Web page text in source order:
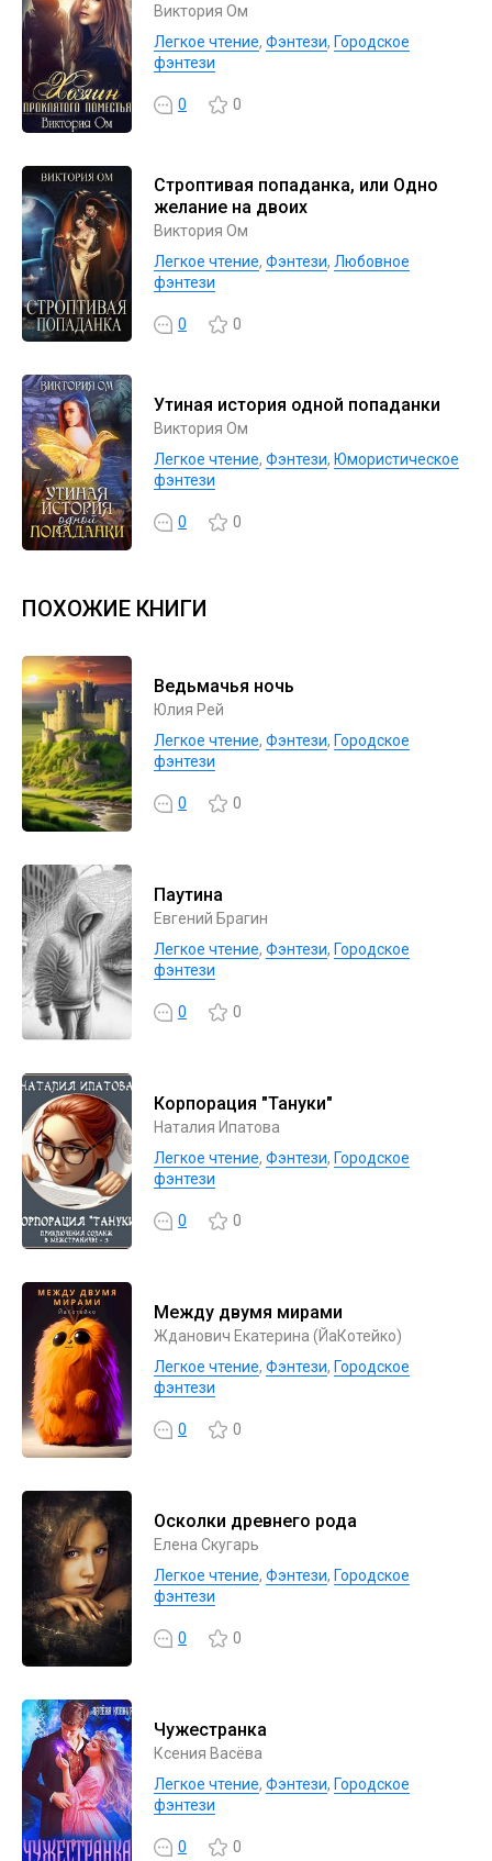
Виктория Ом
Легкое чтение, Фэнтези, Городское
фэнтези
0 0
Строптивая попаданка, или Одно
желание на двоих
Виктория Ом
Легкое чтение, Фэнтези, Любовное
фэнтези
0 0
Утиная история одной попаданки
Виктория Ом
Легкое чтение, Фэнтези, Юмористическое
фэнтези
0 0
ПОХОЖИЕ КНИГИ
Ведьмачья ночь
Юлия Рей
Легкое чтение, Фэнтези, Городское
фэнтези
0 0
Паутина
Евгений Брагин
Легкое чтение, Фэнтези, Городское
фэнтези
0 0
Корпорация "Тануки"
Наталия Ипатова
Легкое чтение, Фэнтези, Городское
фэнтези
0 0
Между двумя мирами
Жданович Екатерина (ЙаКотейко)
Легкое чтение, Фэнтези, Городское
фэнтези
0 0
Осколки древнего рода
Елена Скугарь
Легкое чтение, Фэнтези, Городское
фэнтези
0 0
Чужестранка
Ксения Васёва
Легкое чтение, Фэнтези, Городское
фэнтези
0 0